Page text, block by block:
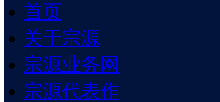
首页
关于宗源
宗源业务网
宗源代表作